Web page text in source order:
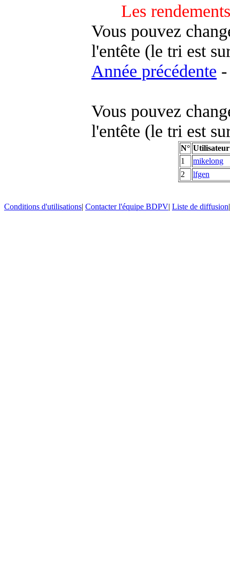
Les
Vous pouvez
l'entête (le tri est
Année précédente
Vous pouvez
l'entête (le tri est
N° Utilisateur
1
mikelong
2
lfgen
Conditions d'utilisations| Contacter l'équipe BDPV| Liste de diffusion